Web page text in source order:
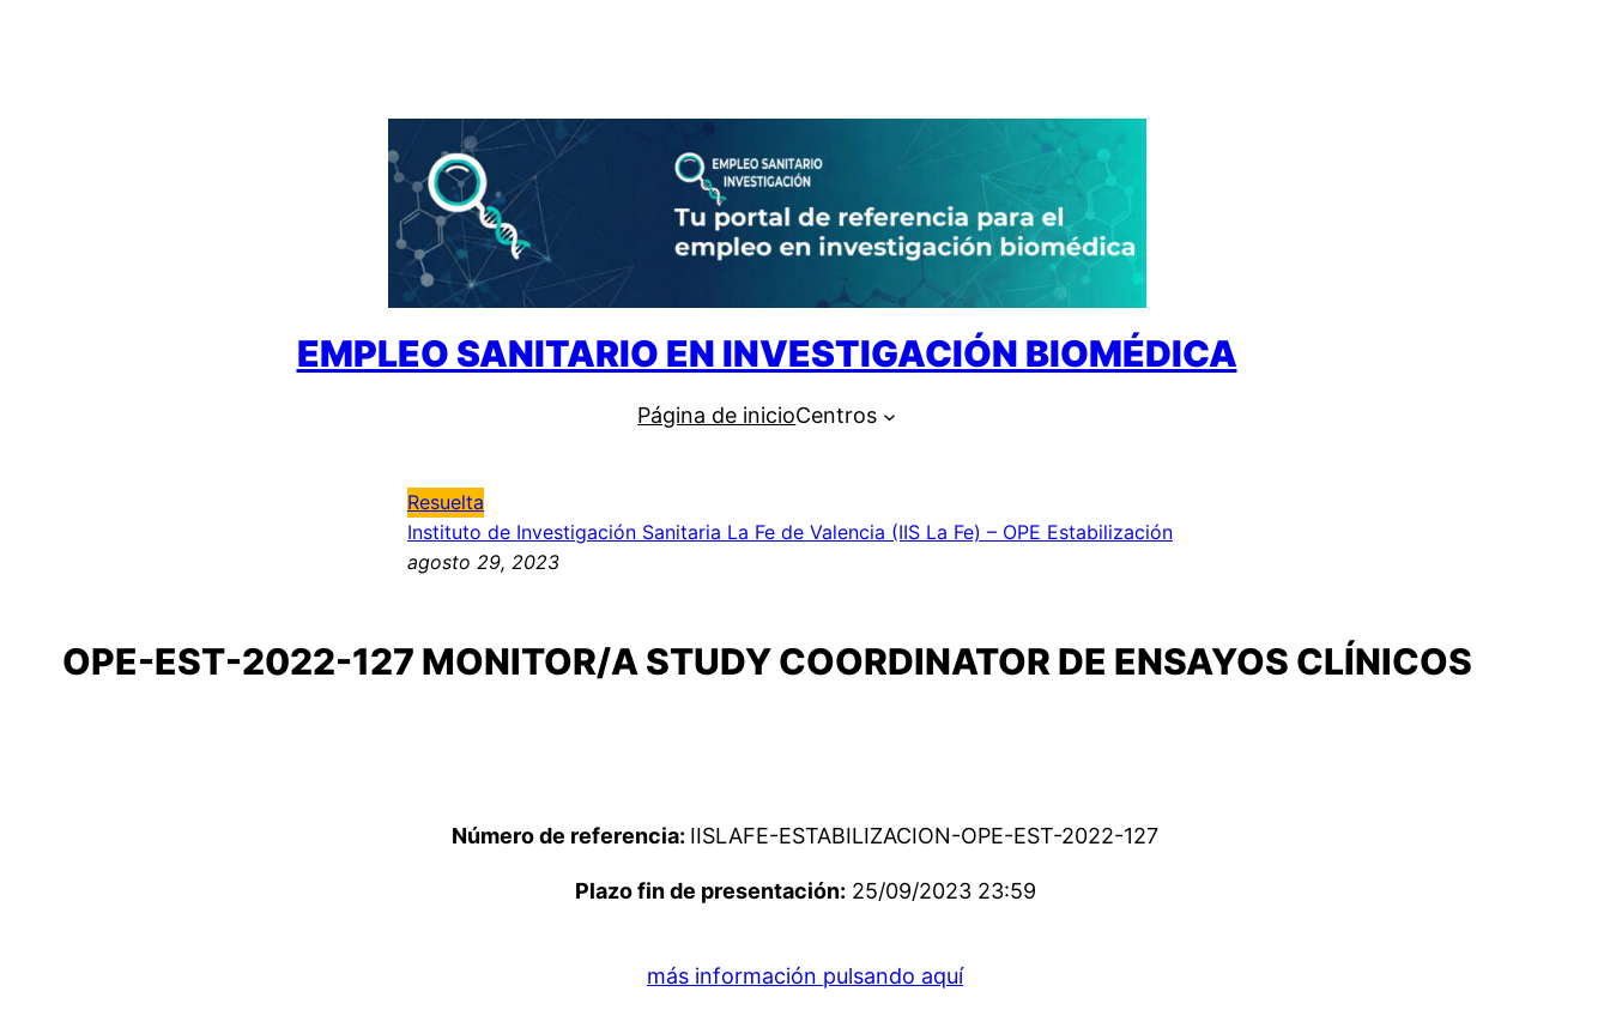
EMPLEO SANITARIO EN INVESTIGACIÓN BIOMÉDICA
Página de inicioCentros
Resuelta
Instituto de Investigación Sanitaria La Fe de Valencia (IIS La Fe) – OPE Estabilización
agosto 29, 2023
OPE-EST-2022-127 MONITOR/A STUDY COORDINATOR DE ENSAYOS CLÍNICOS
Número de referencia: IISLAFE-ESTABILIZACION-OPE-EST-2022-127
Plazo fin de presentación: 25/09/2023 23:59
más información pulsando aquí